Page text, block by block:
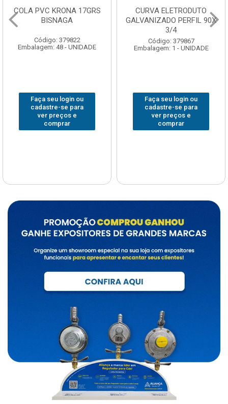
COLA PVC KRONA 17GRS
BISNAGA
Código: 379822
Embalagem: 48 - UNIDADE
Faça seu login ou
cadastre-se para
ver preços e
comprar
CURVA ELETRODUTO
GALVANIZADO PERFIL 90X
3/4
Código: 379867
Embalagem: 1 - UNIDADE
Faça seu login ou
cadastre-se para
ver preços e
comprar